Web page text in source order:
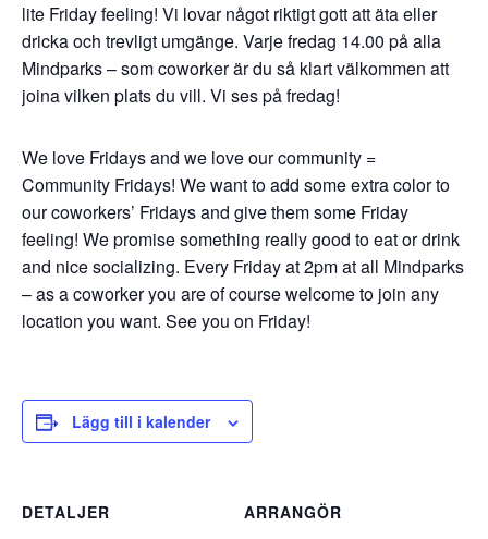
lite Friday feeling! Vi lovar något riktigt gott att äta eller
dricka och trevligt umgänge. Varje fredag 14.00 på alla
Mindparks – som coworker är du så klart välkommen att
joina vilken plats du vill. Vi ses på fredag!
We love Fridays and we love our community =
Community Fridays! We want to add some extra color to
our coworkers’ Fridays and give them some Friday
feeling! We promise something really good to eat or drink
and nice socializing. Every Friday at 2pm at all Mindparks
– as a coworker you are of course welcome to join any
location you want. See you on Friday!
Lägg till i kalender
DETALJER
ARRANGÖR